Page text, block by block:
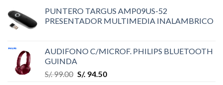
PUNTERO TARGUS AMP09US-52
PRESENTADOR MULTIMEDIA INALAMBRICO
AUDIFONO C/MICROF. PHILIPS BLUETOOTH
GUINDA
S/.99.00 S/. 94.50